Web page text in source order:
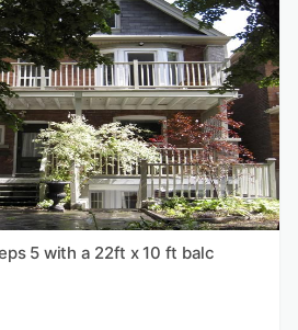
Large 2 bedroom sleeps 5 with a 22ft x 10 ft balc